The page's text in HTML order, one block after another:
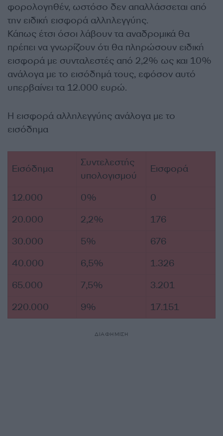
φορολογηθέν, ωστόσο δεν απαλλάσσεται από
την ειδική εισφορά αλληλεγγύης.
Κάπως έτσι όσοι λάβουν τα αναδρομικά θα
πρέπει να γνωρίζουν ότι θα πληρώσουν ειδική
εισφορά με συνταλεστές από 2,2% ως και 10%
ανάλογα με το εισόδημά τους, εφόσον αυτό
υπερβαίνει τα 12.000 ευρώ.
Η εισφορά αλληλεγγύης ανάλογα με το
εισόδημα
Εισόδημα
Συντελεστής
υπολογισμού
Εισφορά
12.000 0%
0
20.000
2,2%
176
30.000
5%
676
40.000
6,5%
1.326
65.000
7,5%
3.201
220.000
9% 17.151
ΔΙΑΦΗΜΙΣΗ